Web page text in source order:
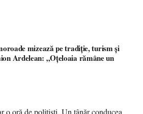
mizează pe tradiție, turism și